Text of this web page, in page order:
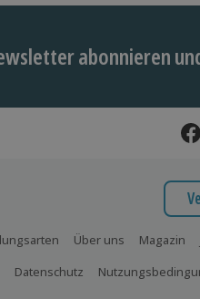
abonnieren
Über uns Magazin
Datenschutz